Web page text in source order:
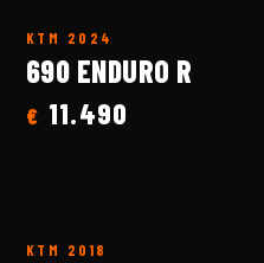
KTM 2024
690 ENDURO R
€ 11.490
KTM 2018